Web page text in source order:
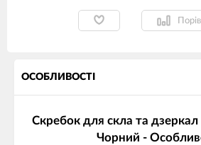
ОСОБЛИВОСТІ
Скребок для скла та
Чорний -